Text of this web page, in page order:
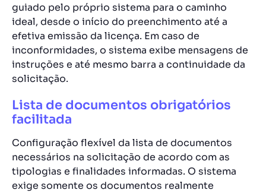
guiado pelo próprio sistema para o caminho
ideal, desde o início do preenchimento até a
efetiva emissão da licença. Em caso de
inconformidades, o sistema exibe mensagens de
instruções e até mesmo barra a continuidade da
solicitação.
Lista de documentos obrigatórios
facilitada
Configuração flexível da lista de documentos
necessários na solicitação de acordo com as
tipologias e finalidades informadas. O sistema
exige somente os documentos realmente